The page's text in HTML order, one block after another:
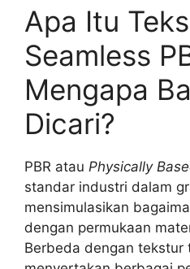
Apa Itu
Seamless
Mengapa
Dicari?
PBR atau Physically
standar industri dalam
mensimulasikan
dengan permukaan
Berbeda dengan tekstur